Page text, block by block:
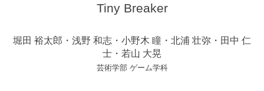
Tiny Breaker
堀田 裕太郎・浅野 和志・小野木 瞳・北浦 壮弥・田中 仁
士・若山 大晃
芸術学部 ゲーム学科